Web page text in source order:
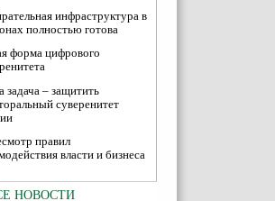
инфраструктура в
полностью готова
форма цифрового
задача – защитить
суверенитет
правил
власти и бизнеса
НОВОСТИ